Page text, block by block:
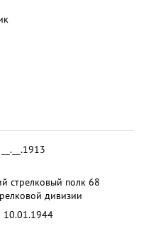
__.__.1913
стрелковый полк 68
дивизии
10.01.1944